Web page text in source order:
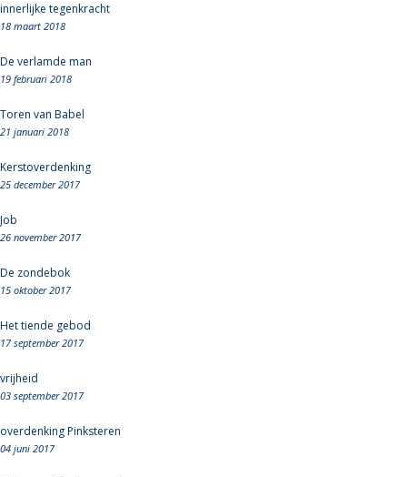
innerlijke tegenkracht
18 maart 2018
De verlamde man
19 februari 2018
Toren van Babel
21 januari 2018
Kerstoverdenking
25 december 2017
Job
26 november 2017
De zondebok
15 oktober 2017
Het tiende gebod
17 september 2017
vrijheid
03 september 2017
overdenking Pinksteren
04 juni 2017